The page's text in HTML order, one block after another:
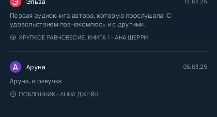
Первая аудиокнига автора, которую прослушала. С
удовольствием познакомлюсь и с другими.
ХРУПКОЕ РАВНОВЕСИЕ. КНИГА 1 - АНА ШЕРРИ
А Аруна 06.03.25
Аруна, и озвучка
ПОКЛОННИК - АННА ДЖЕЙН